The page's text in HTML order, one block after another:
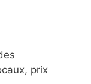
prix